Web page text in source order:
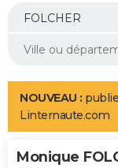
Mobiles
Meilleur smartphone
Internet
Ordinateurs
Jeux vidéo
Guide high-tech
Aménagement intérieur
LIFESTYLE
Art de vivre
Bien-être
Loisirs
Mode
Modes de vie
Alimentation
Guide de la santé
Maladies
Médicaments
Sommeil
VOYAGE
NOUVEAU :
Linternaute.com
Monique